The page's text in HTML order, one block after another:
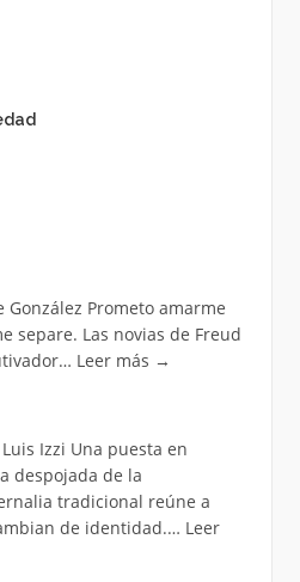
Prometo amarme
separe. Las novias de Freud
Leer más →
Izzi Una puesta en
despojada de la
tradicional reúne a
de identidad.… Leer